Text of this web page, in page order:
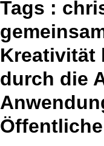
Tags :
Kreativität
durch die